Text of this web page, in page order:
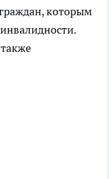
которым